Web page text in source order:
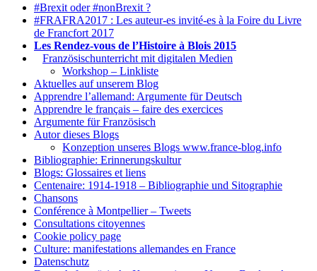
#Brexit oder #nonBrexit ?
#FRAFRA2017 : Les auteur-es invité-es à la Foire du Livre
de Francfort 2017
Les Rendez-vous de l’Histoire à Blois 2015
Französischunterricht mit digitalen Medien
Workshop – Linkliste
Aktuelles auf unserem Blog
Apprendre l’allemand: Argumente für Deutsch
Apprendre le français – faire des exercices
Argumente für Französisch
Autor dieses Blogs
Konzeption unseres Blogs www.france-blog.info
Bibliographie: Erinnerungskultur
Blogs: Glossaires et liens
Centenaire: 1914-1918 – Bibliographie und Sitographie
Chansons
Conférence à Montpellier – Tweets
Consultations citoyennes
Cookie policy page
Culture: manifestations allemandes en France
Datenschutz